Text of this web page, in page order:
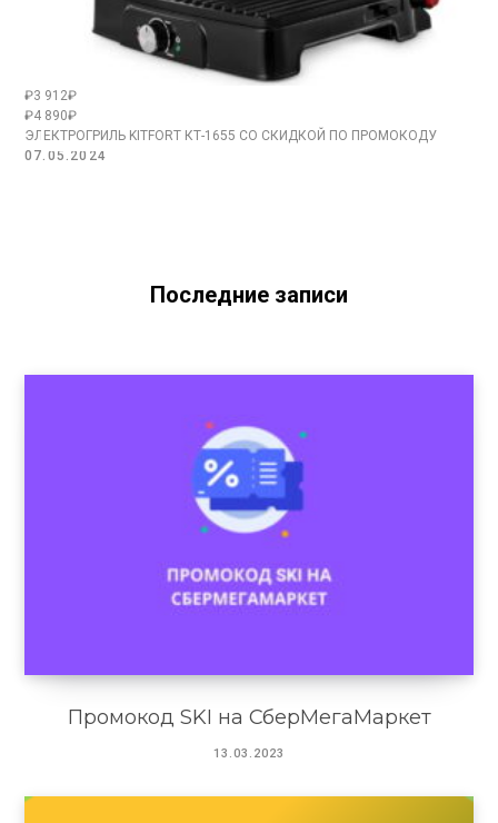
₽3 912₽
₽4 890₽
ЭЛЕКТРОГРИЛЬ KITFORT КТ-1655 СО СКИДКОЙ ПО ПРОМОКОДУ
07.05.2024
Последние записи
Промокод SKI на СберМегаМаркет
13.03.2023